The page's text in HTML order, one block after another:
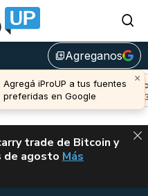
library_addAgreganos
0,47%)
Avalanche
u$s 6,63
trade de Bitcoin y
de agosto VUELVE EL
Más